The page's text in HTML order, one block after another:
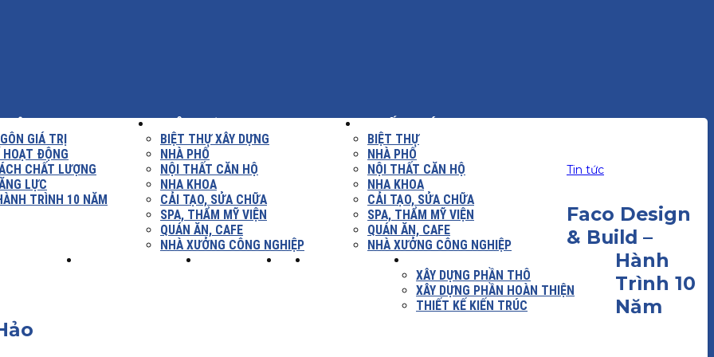
GIÁ TRỊ
HOẠT ĐỘNG
CHẤT LƯỢNG
LỰC
TRÌNH 10 NĂM
BIỆT THỰ XÂY DỰNG
NHÀ PHỐ
NỘI THẤT CĂN HỘ
NHA KHOA
CẢI TẠO, SỬA CHỮA
SPA, THẨM MỸ VIỆN
QUÁN ĂN, CAFE
NHÀ XƯỞNG CÔNG NGHIỆP
BIỆT THỰ
NHÀ PHỐ
NỘI THẤT CĂN HỘ
NHA KHOA
CẢI TẠO, SỬA CHỮA
SPA, THẨM MỸ VIỆN
QUÁN ĂN, CAFE
NHÀ XƯỞNG CÔNG NGHIỆP
XÂY DỰNG PHẦN THÔ
XÂY DỰNG PHẦN HOÀN THIỆN
THIẾT KẾ KIẾN TRÚC
Tin tức
Faco Design
& Build –
Hành
Trình 10
Năm